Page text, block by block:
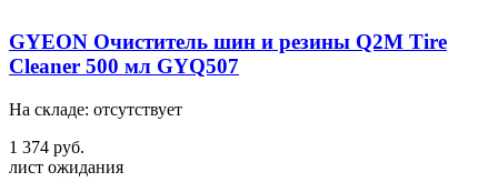
GYEON Очиститель шин и резины Q2M Tire
Cleaner 500 мл GYQ507
На складе: отсутствует
1 374 руб.
лист ожидания